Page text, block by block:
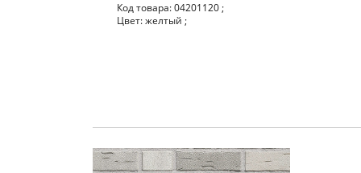
Код товара: 04201120 ;
Цвет: желтый ;